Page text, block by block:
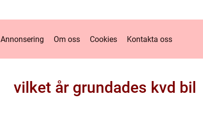
Annonsering Om oss Cookies Kontakta oss
vilket år grundades kvd bil